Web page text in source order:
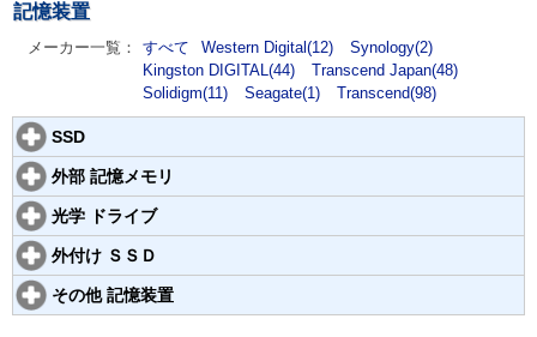
記憶装置
メーカー一覧： すべて Western Digital(12)
Synology(2)
Kingston DIGITAL(44)
Transcend Japan(48)
Solidigm(11)
Seagate(1) Transcend(98)
SSD
外部 記憶メモリ
光学 ドライブ
外付け ＳＳＤ
その他 記憶装置